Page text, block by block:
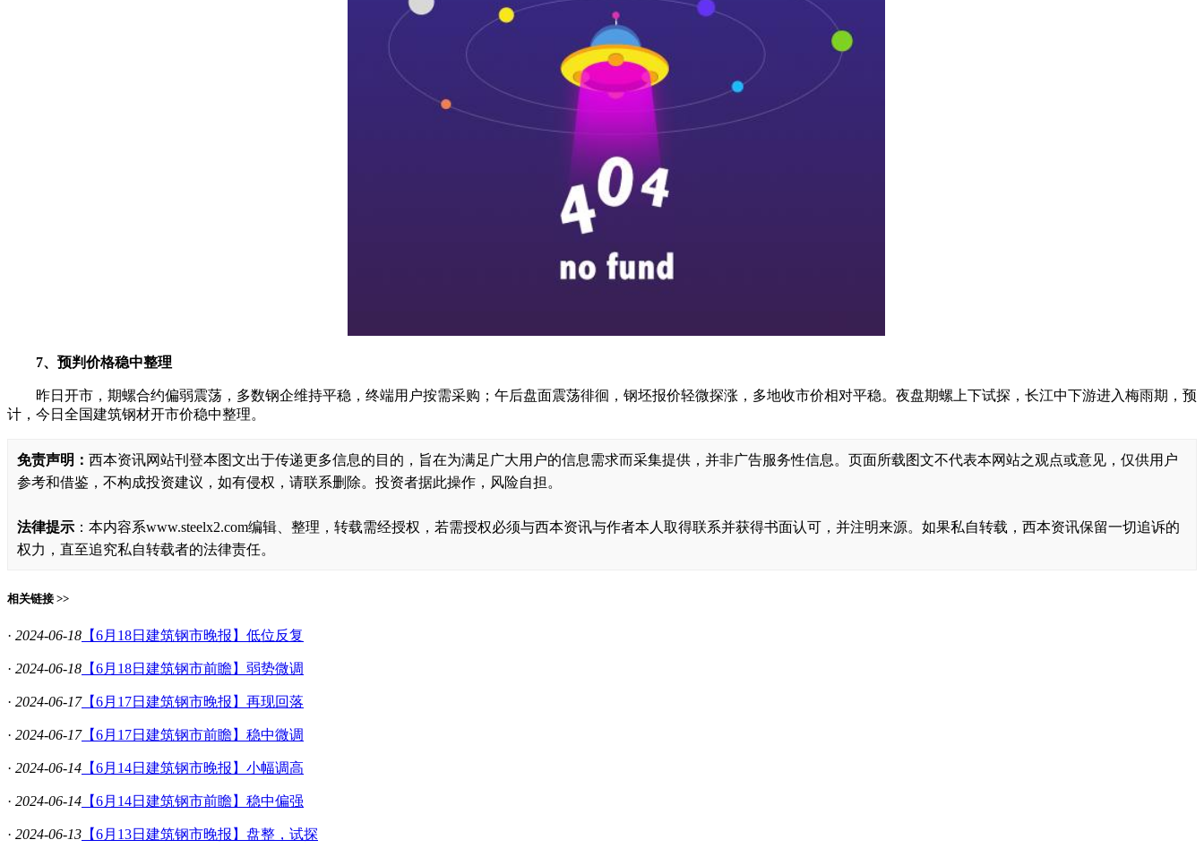
7、预判价格稳中整理
昨日开市，期螺合约偏弱震荡，多数钢企维持平稳，终端用户按需采购；午后盘面震荡徘徊，钢坯报价轻微探涨，多地收市价相对平稳。夜盘期螺上下试探，长江中下游进入梅雨期，预
计，今日全国建筑钢材开市价稳中整理。
免责声明： 西本资讯网站刊登本图文出于传递更多信息的目的，旨在为满足广大用户的信息需求而采集提供，并非广告服务性信息。页面所载图文不代表本网站之观点或意见，仅供用户
参考和借鉴，不构成投资建议，如有侵权，请联系删除。投资者据此操作，风险自担。
法律提示 ：本内容系www.steelx2.com编辑、整理，转载需经授权，若需授权必须与西本资讯与作者本人取得联系并获得书面认可，并注明来源。如果私自转载，西本资讯保留一切追诉的
权力，直至追究私自转载者的法律责任。
相关链接 >>
· 2024-06-18 【6月18日建筑钢市晚报】低位反复
· 2024-06-18 【6月18日建筑钢市前瞻】弱势微调
· 2024-06-17【6月17日建筑钢市晚报】再现回落
· 2024-06-17【6月17日建筑钢市前瞻】稳中微调
· 2024-06-14 【6月14日建筑钢市晚报】小幅调高
· 2024-06-14 【6月14日建筑钢市前瞻】稳中偏强
· 2024-06-13 【6月13日建筑钢市晚报】盘整，试探